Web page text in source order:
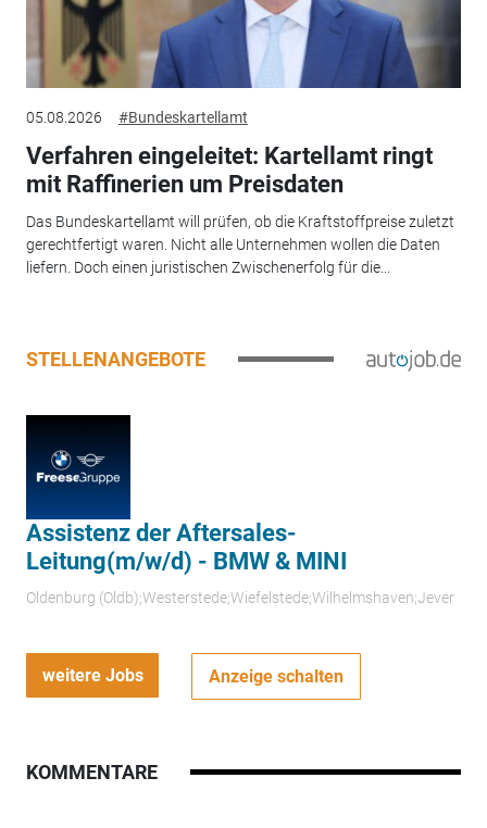
05.08.2026 #Bundeskartellamt
Verfahren eingeleitet: Kartellamt ringt
mit Raffinerien um Preisdaten
Das Bundeskartellamt will prüfen, ob die Kraftstoffpreise zuletzt
gerechtfertigt waren. Nicht alle Unternehmen wollen die Daten
liefern. Doch einen juristischen Zwischenerfolg für die...
STELLENANGEBOTE
Assistenz der Aftersales-
Leitung(m/w/d) - BMW & MINI
Oldenburg (Oldb);Westerstede;Wiefelstede;Wilhelmshaven;Jever
weitere Jobs Anzeige schalten
KOMMENTARE